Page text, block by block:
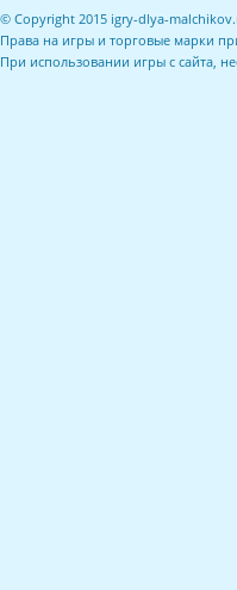
© Copyright 2015 igry-dlya-
Права на игры и торговые марки
При использовании игры с сайта,